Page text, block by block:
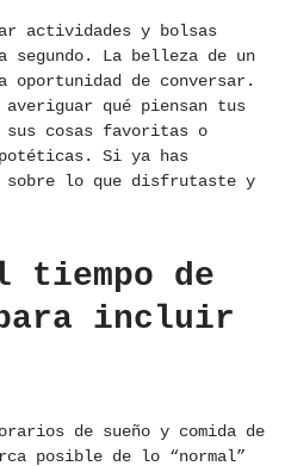
actividades y bolsas
segundo. La belleza de un
de conversar.
averiguar qué piensan tus
cosas favoritas o
Si ya has
lo que disfrutaste y
de
incluir
de sueño y comida de
posible de lo “normal”